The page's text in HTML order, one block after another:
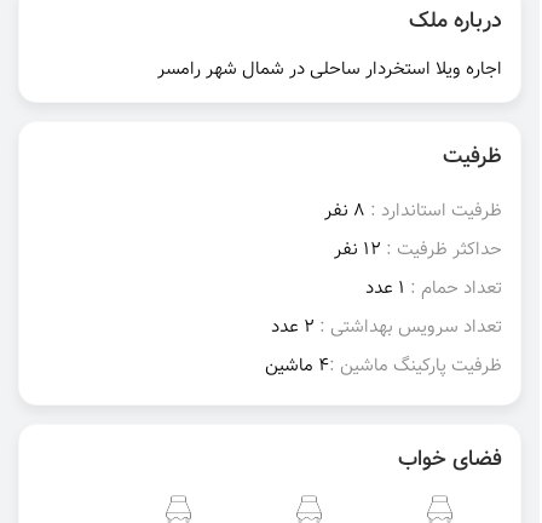
درباره ملک
اجاره ویلا استخردار ساحلی در شمال شهر رامسر
ظرفیت
ظرفیت استاندارد : 8 نفر
حداکثر ظرفیت : 12 نفر
تعداد حمام : 1 عدد
تعداد سرویس بهداشتی : 2 عدد
ظرفیت پارکینگ ماشین :4 ماشین
فضای خواب